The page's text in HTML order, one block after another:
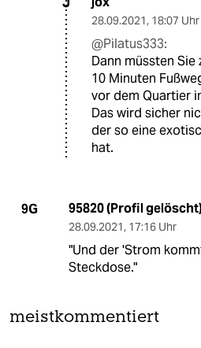
28.09.2021, 18:07 Uhr
@Pilatus333:
Dann müssten Sie
10 Minuten
vor dem Quartier
Das wird sicher
der so eine
hat.
9G 95820 (Profil
28.09.2021, 17:16 Uhr
"Und der 'Strom
Steckdose."
meistkommentiert